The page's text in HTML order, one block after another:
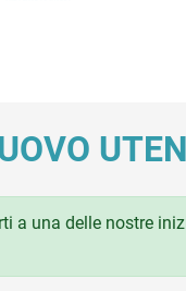
a una delle nostre